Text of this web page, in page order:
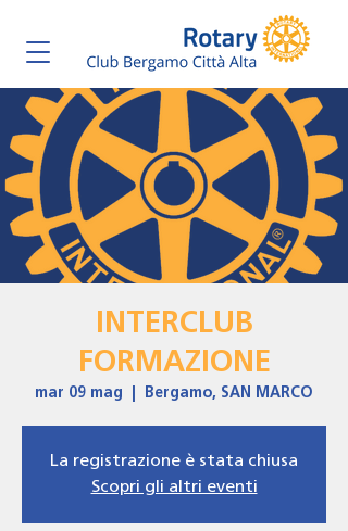
INTERCLUB
FORMAZIONE
mar 09 mag Bergamo, SAN MARCO
La registrazione è stata chiusa
Scopri gli altri eventi